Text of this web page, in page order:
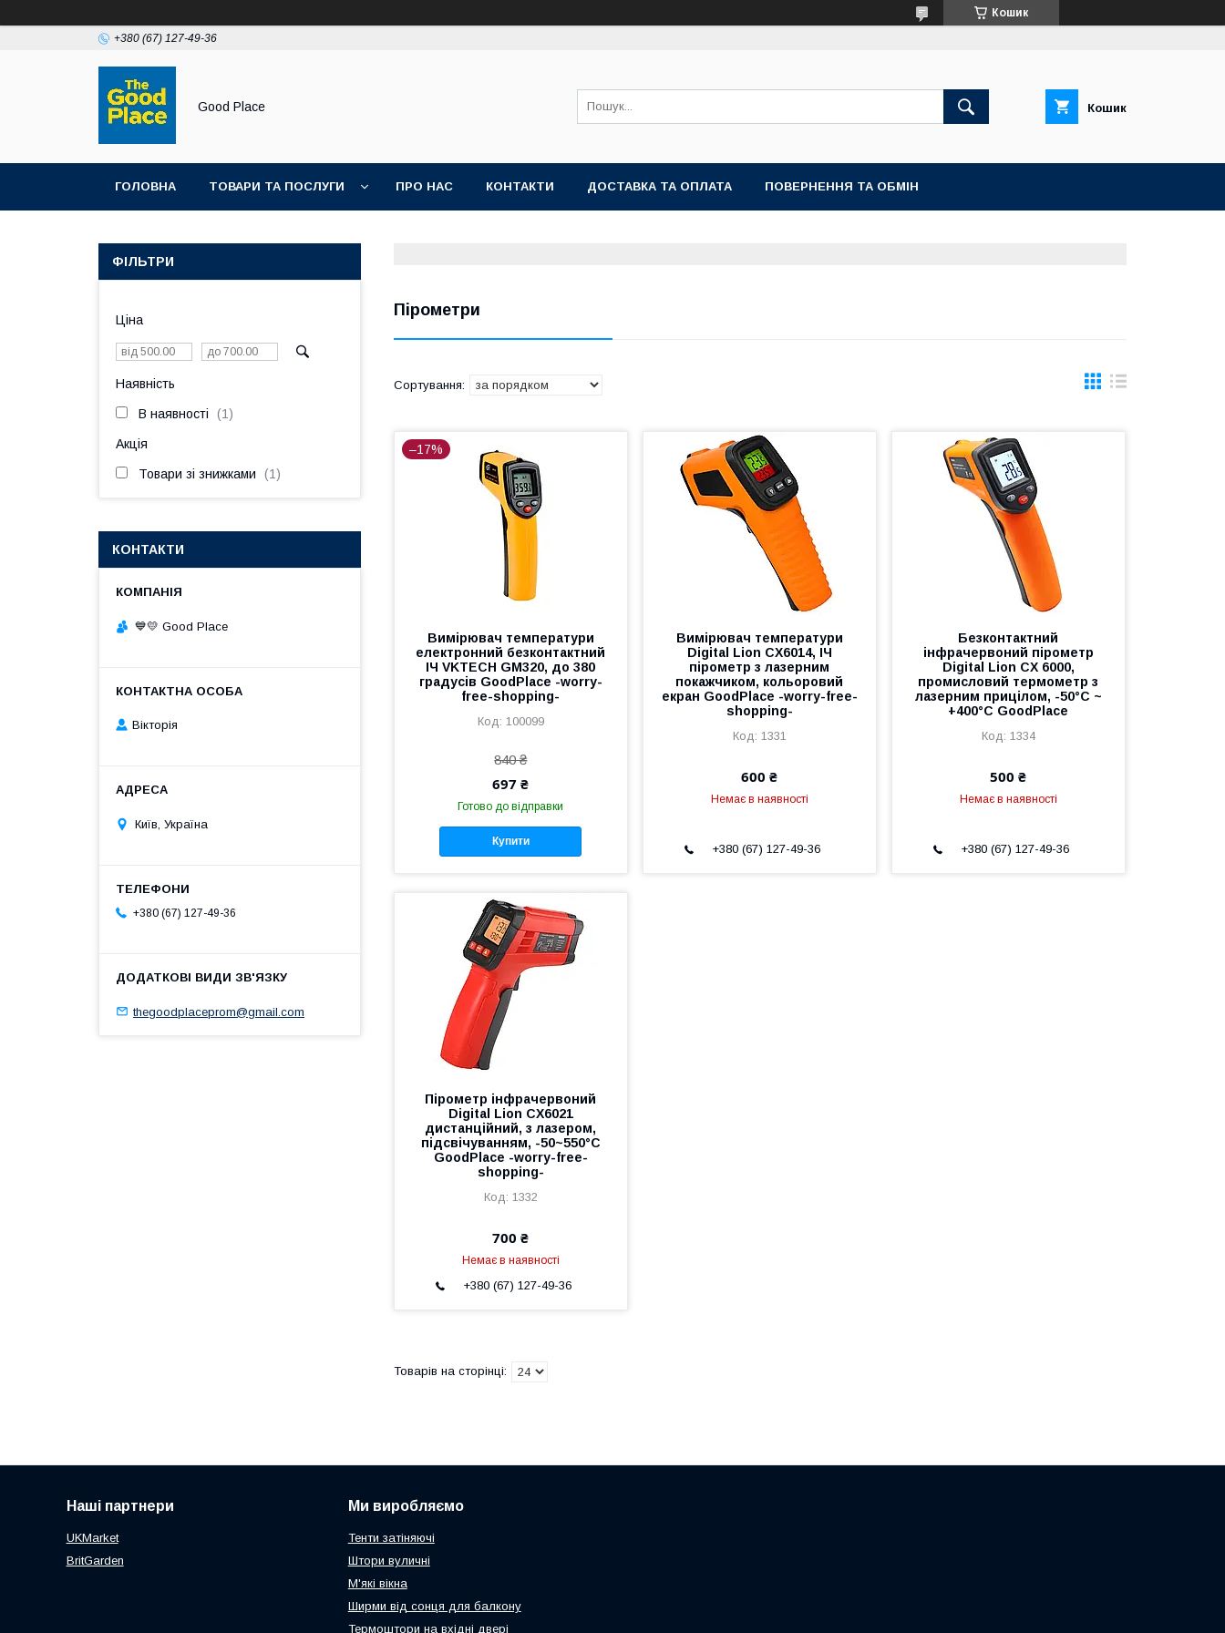
Кошик
+380 (67) 127-49-36
Good Place Кошик
ГОЛОВНА ТОВАРИ ТА ПОСЛУГИ ПРО НАС КОНТАКТИ ДОСТАВКА ТА ОПЛАТА ПОВЕРНЕННЯ ТА ОБМІН
Пірометри
–17%
Вимірювач температури
електронний безконтактний
ІЧ VKTECH GM320, до 380
градусів GoodPlace -worry-
free-shopping-
100099
840 ₴
697 ₴
Готово до відправки
Купити
Вимірювач температури
Digital Lion CX6014, ІЧ
пірометр з лазерним
покажчиком, кольоровий
екран GoodPlace -worry-free-
shopping-
1331
600 ₴
Немає в наявності
+380 (67) 127-49-36
Безконтактний
інфрачервоний пірометр
Digital Lion CX 6000,
промисловий термометр з
лазерним прицілом, -50°C ~
+400°C GoodPlace
1334
500 ₴
Немає в наявності
+380 (67) 127-49-36
Пірометр інфрачервоний
Digital Lion CX6021
дистанційний, з лазером,
підсвічуванням, -50~550°C
GoodPlace -worry-free-
shopping-
1332
700 ₴
Немає в наявності
+380 (67) 127-49-36
ФІЛЬТРИ
Ціна
Наявність
В наявності 1
Акція
Товари зі знижками 1
КОНТАКТИ
💙💛 Good Place
Вікторія
Київ, Україна
+380 (67) 127-49-36
thegoodplaceprom@gmail.com
Наші партнери
UKMarket
BritGarden
Ми виробляємо
Тенти затіняючі
Штори вуличні
М'які вікна
Ширми від сонця для балкону
Термоштори на вхідні двері